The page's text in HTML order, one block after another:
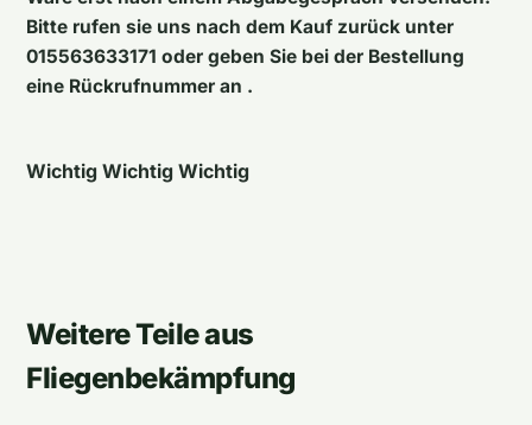
Bitte rufen sie uns nach dem Kauf zurück unter
015563633171 oder geben Sie bei der Bestellung
eine Rückrufnummer an .
Wichtig Wichtig Wichtig
Weitere Teile aus
Fliegenbekämpfung